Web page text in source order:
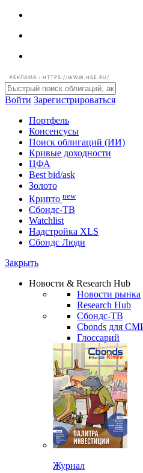
РЕКЛАМА • HTTPS://WWW.HSE.RU/
Войти Зарегистрироваться
Портфель
Консенсусы
Поиск облигаций (ИИ)
Кривые доходности
ЦФА
Best bid/ask
Золото
Крипто new
Watchlist
Сбондс Люди
Новости & Research Hub
Новости рынка
Research Hub
Сбондс-ТВ
Cbonds для СМИ
Глоссарий